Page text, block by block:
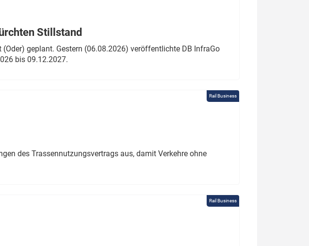
Stillstand
geplant. Gestern (06.08.2026) veröffentlichte DB InfraGo
bis 09.12.2027.
Rail Business
des Trassennutzungsvertrags aus, damit Verkehre ohne
Rail Business